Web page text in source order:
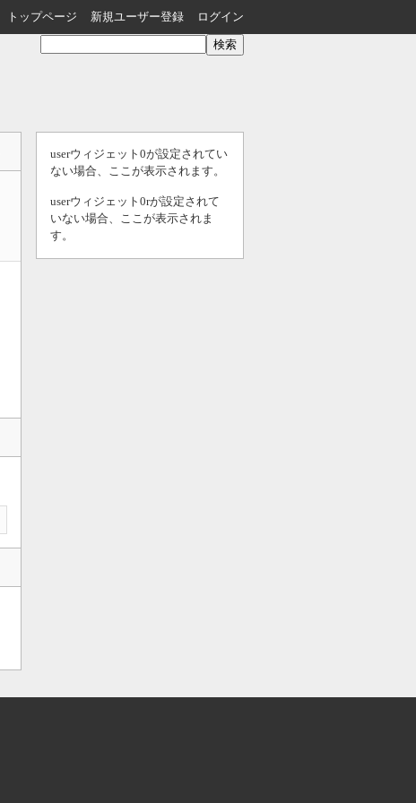
トップページ 新規ユーザー登録 ログイン
userウィジェット0が設定されてい
ない場合、ここが表示されます。
userウィジェット0rが設定されて
いない場合、ここが表示されま
す。